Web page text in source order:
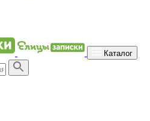
Каталог